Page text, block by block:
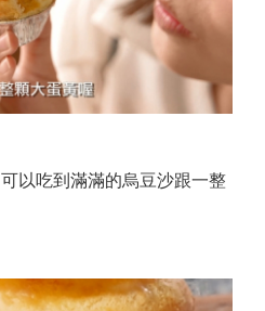
可以吃到滿滿的烏豆沙跟一整